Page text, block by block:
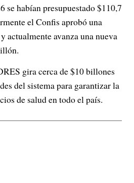
se habían presupuestado $110,7
el Confis aprobó una
actualmente avanza una nueva
gira cerca de $10 billones
del sistema para garantizar la
de salud en todo el país.